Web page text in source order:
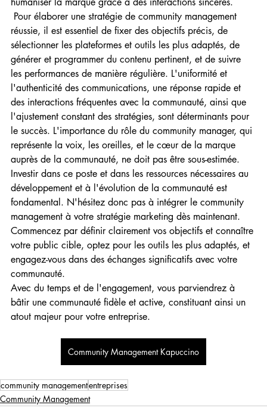
réussie, il est essentiel de fixer des objectifs précis, de
sélectionner les plateformes et outils les plus adaptés, de
générer et programmer du contenu pertinent, et de suivre
les performances de manière régulière. L'uniformité et
l'authenticité des communications, une réponse rapide et
des interactions fréquentes avec la communauté, ainsi que
l'ajustement constant des stratégies, sont déterminants pour
le succès. L'importance du rôle du community manager, qui
représente la voix, les oreilles, et le cœur de la marque
auprès de la communauté, ne doit pas être sous-estimée.
Investir dans ce poste et dans les ressources nécessaires au
développement et à l'évolution de la communauté est
fondamental. N'hésitez donc pas à intégrer le community
management à votre stratégie marketing dès maintenant.
Commencez par définir clairement vos objectifs et connaître
votre public cible, optez pour les outils les plus adaptés, et
engagez-vous dans des échanges significatifs avec votre
communauté.
Avec du temps et de l'engagement, vous parviendrez à
bâtir une communauté fidèle et active, constituant ainsi un
atout majeur pour votre entreprise.
Community Management Kapuccino
community managemententreprises
Community Management